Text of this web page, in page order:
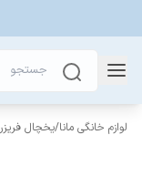
لوازم خانگی مانا/یخچال فریزر